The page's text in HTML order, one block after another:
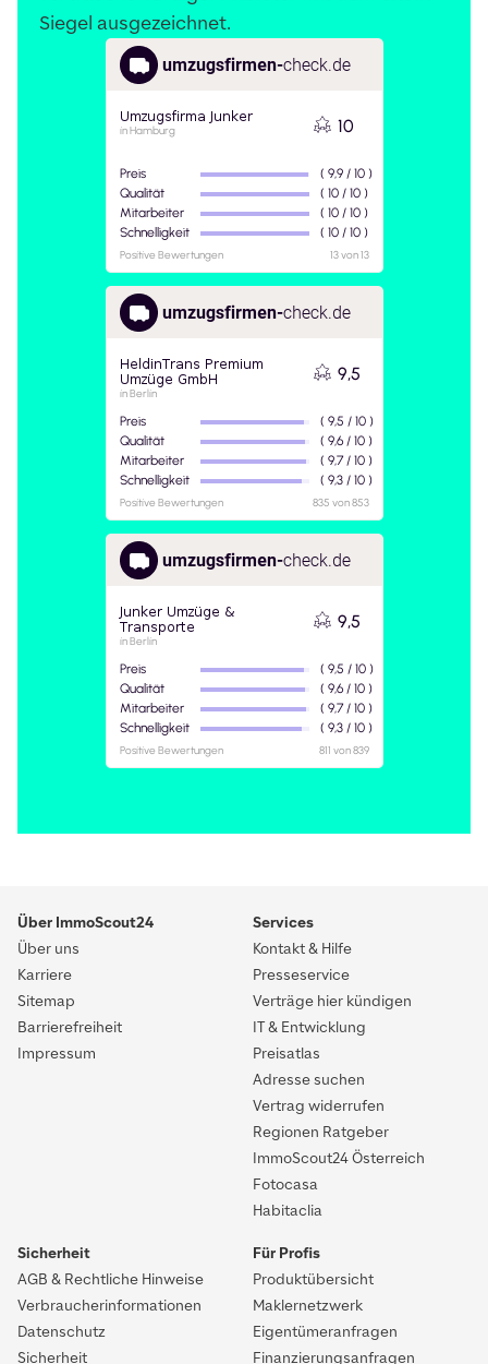
Siegel ausgezeichnet.
Über ImmoScout24
Über uns
Karriere
Sitemap
Barrierefreiheit
Impressum
Services
Kontakt & Hilfe
Presseservice
Verträge hier kündigen
IT & Entwicklung
Preisatlas
Adresse suchen
Vertrag widerrufen
Regionen Ratgeber
ImmoScout24 Österreich
Fotocasa
Habitaclia
Sicherheit
AGB & Rechtliche Hinweise
Verbraucherinformationen
Datenschutz
Sicherheit
Für Profis
Produktübersicht
Maklernetzwerk
Eigentümeranfragen
Finanzierungsanfragen